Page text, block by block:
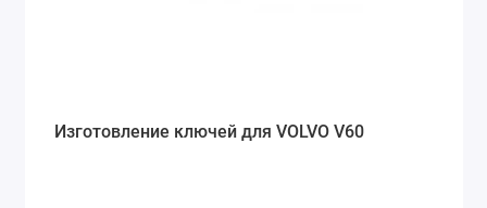
Изготовление ключей для VOLVO V60